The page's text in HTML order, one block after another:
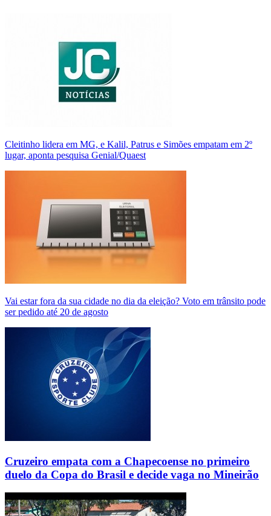
Cleitinho lidera em MG, e Kalil, Patrus e Simões empatam em 2º
lugar, aponta pesquisa Genial/Quaest
Vai estar fora da sua cidade no dia da eleição? Voto em trânsito pode
ser pedido até 20 de agosto
Cruzeiro empata com a Chapecoense no primeiro
duelo da Copa do Brasil e decide vaga no Mineirão